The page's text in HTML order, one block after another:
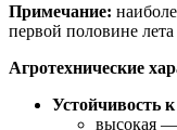
Примечание:
первой половине
Агротехнические
Устойчивость
высокая —